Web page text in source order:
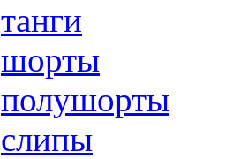
танги
шорты
полушорты
слипы